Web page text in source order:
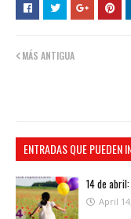
MÁS ANTIGUA
ENTRADAS QUE PUEDEN
14 de
April